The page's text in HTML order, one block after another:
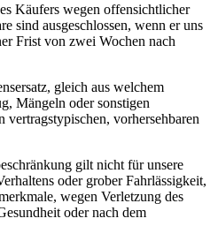
Käufers wegen offensichtlicher
sind ausgeschlossen, wenn er uns
Frist von zwei Wochen nach
gleich aus welchem
Mängeln oder sonstigen
vorhersehbaren
gilt nicht für unsere
oder grober Fahrlässigkeit,
wegen Verletzung des
oder nach dem